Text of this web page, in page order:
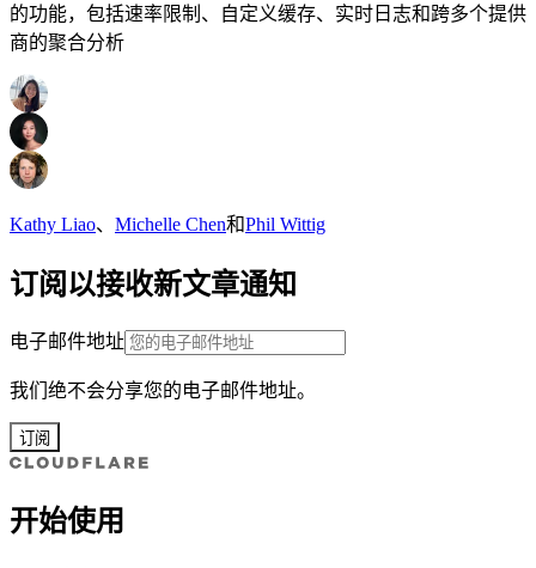
的功能，包括速率限制、自定义缓存、实时日志和跨多个提供
商的聚合分析
Kathy Liao、 Michelle Chen和Phil Wittig
订阅以接收新文章通知
电子邮件地址
我们绝不会分享您的电子邮件地址。
订阅
开始使用